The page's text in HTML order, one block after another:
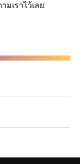
เราไว้เลย: